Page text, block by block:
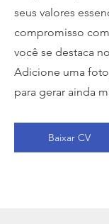
seus valores
compromisso
você se destaca
Adicione uma
para gerar ainda
Baixar CV